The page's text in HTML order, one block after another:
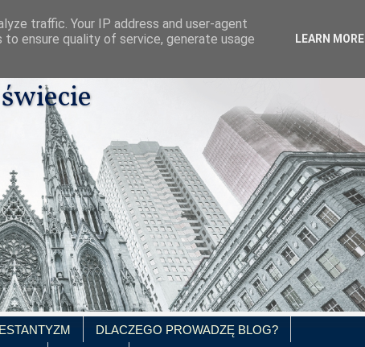
DLACZEGO PROWADZĘ BLOG?
traffic. Your IP address and user-agent
ensure quality of service, generate usage
LEARN MORE